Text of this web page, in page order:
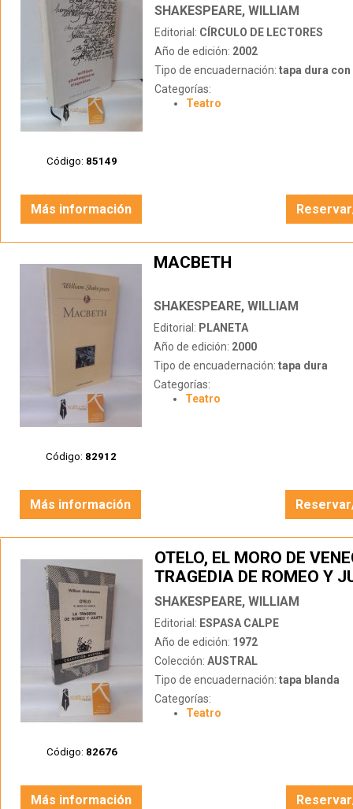
Código: 85149
SHAKESPEARE, WILLIAM
Editorial: CÍRCULO DE LECTORES
Año de edición: 2002
Tipo de encuadernación: tapa dura con
Categorías:
Teatro
Más información
Código: 82912
MACBETH
SHAKESPEARE, WILLIAM
Editorial: PLANETA
Año de edición: 2000
Tipo de encuadernación: tapa dura
Categorías:
Teatro
Más información
Código: 82676
OTELO, EL MORO DE
TRAGEDIA DE ROMEO Y
SHAKESPEARE, WILLIAM
Editorial: ESPASA CALPE
Año de edición: 1972
Colección: AUSTRAL
Tipo de encuadernación: tapa blanda
Categorías:
Teatro
Más información